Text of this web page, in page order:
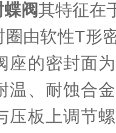
阀其特征在
圈由软性T形
座的密封面
温、耐蚀合
压板上调节